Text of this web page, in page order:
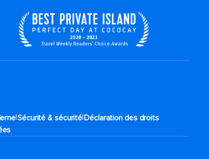
|Sécurité & sécurité|Déclaration des droits